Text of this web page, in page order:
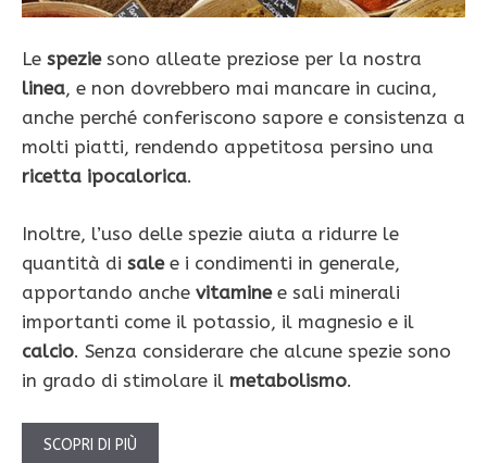
Le speziesono alleate preziose per la nostra
linea, e non dovrebbero mai mancare in cucina,
anche perché conferiscono sapore e consistenza a
molti piatti, rendendo appetitosa persino una
ricetta ipocalorica.
Inoltre, l’uso delle spezie aiuta a ridurre le
quantità di salee i condimenti in generale,
apportando anche vitaminee sali minerali
importanti come il potassio, il magnesio e il
calcio. Senza considerare che alcune spezie sono
in grado di stimolare il metabolismo.
SCOPRI DI PIÙ